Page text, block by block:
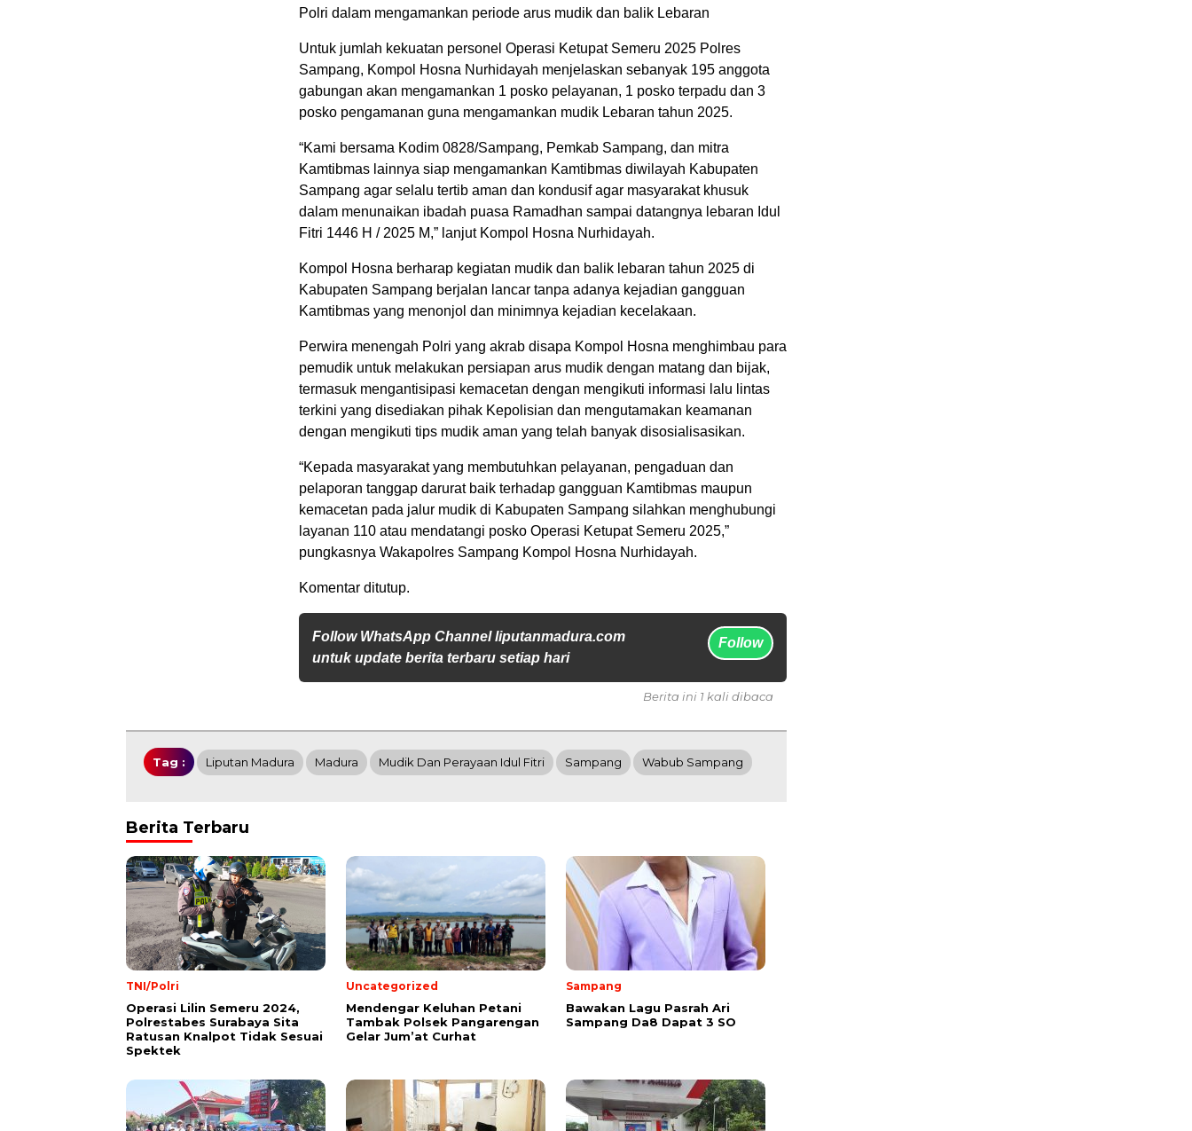
Polri dalam mengamankan periode arus mudik dan balik Lebaran
Untuk jumlah kekuatan personel Operasi Ketupat Semeru 2025 Polres
Sampang, Kompol Hosna Nurhidayah menjelaskan sebanyak 195 anggota
gabungan akan mengamankan 1 posko pelayanan, 1 posko terpadu dan 3
posko pengamanan guna mengamankan mudik Lebaran tahun 2025.
“Kami bersama Kodim 0828/Sampang, Pemkab Sampang, dan mitra
Kamtibmas lainnya siap mengamankan Kamtibmas diwilayah Kabupaten
Sampang agar selalu tertib aman dan kondusif agar masyarakat khusuk
dalam menunaikan ibadah puasa Ramadhan sampai datangnya lebaran Idul
Fitri 1446 H / 2025 M,” lanjut Kompol Hosna Nurhidayah.
Kompol Hosna berharap kegiatan mudik dan balik lebaran tahun 2025 di
Kabupaten Sampang berjalan lancar tanpa adanya kejadian gangguan
Kamtibmas yang menonjol dan minimnya kejadian kecelakaan.
Perwira menengah Polri yang akrab disapa Kompol Hosna menghimbau para
pemudik untuk melakukan persiapan arus mudik dengan matang dan bijak,
termasuk mengantisipasi kemacetan dengan mengikuti informasi lalu lintas
terkini yang disediakan pihak Kepolisian dan mengutamakan keamanan
dengan mengikuti tips mudik aman yang telah banyak disosialisasikan.
“Kepada masyarakat yang membutuhkan pelayanan, pengaduan dan
pelaporan tanggap darurat baik terhadap gangguan Kamtibmas maupun
kemacetan pada jalur mudik di Kabupaten Sampang silahkan menghubungi
layanan 110 atau mendatangi posko Operasi Ketupat Semeru 2025,”
pungkasnya Wakapolres Sampang Kompol Hosna Nurhidayah.
Komentar ditutup.
Follow WhatsApp Channel liputanmadura.com
untuk update berita terbaru setiap hari
Follow
Berita ini 1 kali dibaca
Tag : Liputan Madura Madura Mudik Dan Perayaan Idul Fitri Sampang Wabub Sampang
Berita Terbaru
TNI/Polri
Operasi Lilin Semeru 2024,
Polrestabes Surabaya Sita
Ratusan Knalpot Tidak Sesuai
Spektek
Uncategorized
Mendengar Keluhan Petani
Tambak Polsek Pangarengan
Gelar Jum’at Curhat
Sampang
Bawakan Lagu Pasrah Ari
Sampang Da8 Dapat 3 SO